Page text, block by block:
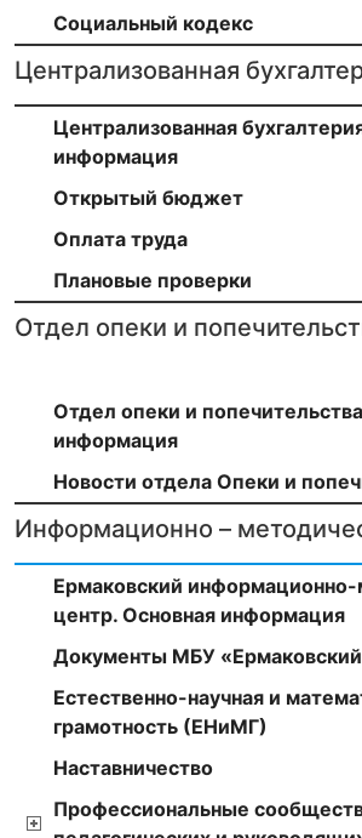
Социальный кодекс
Централизованная
Централизованная
информация
Открытый бюджет
Оплата труда
Плановые проверки
Отдел опеки и
Отдел опеки и
информация
Новости отдела Опеки и
Информационно –
Ермаковский
центр. Основная информация
Документы МБУ
Естественно-научная и
грамотность (ЕНиМГ)
Наставничество
Профессиональные